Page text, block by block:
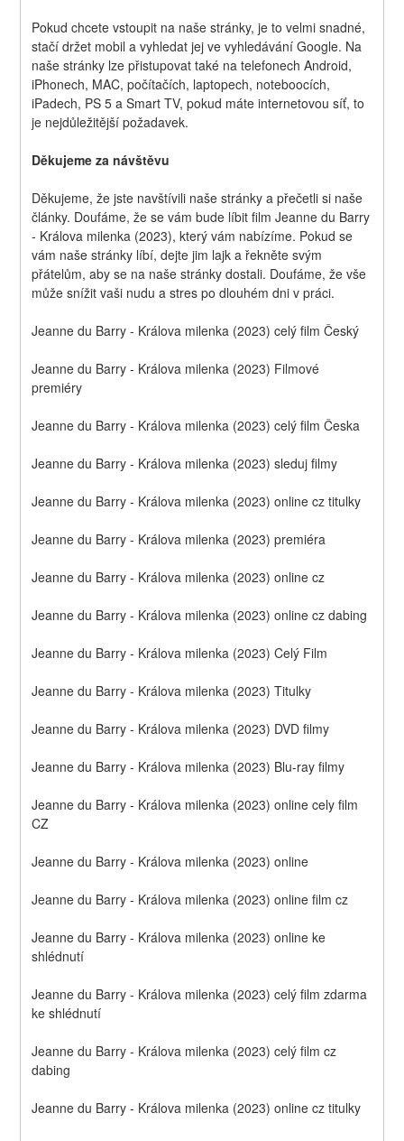
Pokud chcete vstoupit na naše stránky, je to velmi snadné,
stačí držet mobil a vyhledat jej ve vyhledávání Google. Na
naše stránky lze přistupovat také na telefonech Android,
iPhonech, MAC, počítačích, laptopech, noteboocích,
iPadech, PS 5 a Smart TV, pokud máte internetovou síť, to
je nejdůležitější požadavek.
Děkujeme za návštěvu
Děkujeme, že jste navštívili naše stránky a přečetli si naše
články. Doufáme, že se vám bude líbit film Jeanne du Barry
- Králova milenka (2023), který vám nabízíme. Pokud se
vám naše stránky líbí, dejte jim lajk a řekněte svým
přátelům, aby se na naše stránky dostali. Doufáme, že vše
může snížit vaši nudu a stres po dlouhém dni v práci.
Jeanne du Barry - Králova milenka (2023) celý film Český
Jeanne du Barry - Králova milenka (2023) Filmové
premiéry
Jeanne du Barry - Králova milenka (2023) celý film Česka
Jeanne du Barry - Králova milenka (2023) sleduj filmy
Jeanne du Barry - Králova milenka (2023) online cz titulky
Jeanne du Barry - Králova milenka (2023) premiéra
Jeanne du Barry - Králova milenka (2023) online cz
Jeanne du Barry - Králova milenka (2023) online cz dabing
Jeanne du Barry - Králova milenka (2023) Celý Film
Jeanne du Barry - Králova milenka (2023) Titulky
Jeanne du Barry - Králova milenka (2023) DVD filmy
Jeanne du Barry - Králova milenka (2023) Blu-ray filmy
Jeanne du Barry - Králova milenka (2023) online cely film
CZ
Jeanne du Barry - Králova milenka (2023) online
Jeanne du Barry - Králova milenka (2023) online film cz
Jeanne du Barry - Králova milenka (2023) online ke
shlédnutí
Jeanne du Barry - Králova milenka (2023) celý film zdarma
ke shlédnutí
Jeanne du Barry - Králova milenka (2023) celý film cz
dabing
Jeanne du Barry - Králova milenka (2023) online cz titulky